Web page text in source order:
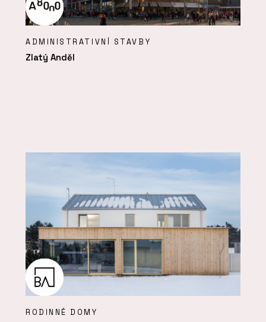
ADMINISTRATIVNÍ STAVBY
Zlatý Anděl
RODINNÉ DOMY